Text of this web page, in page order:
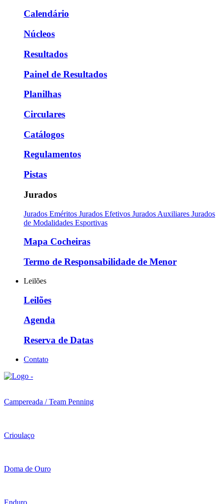
Calendário
Núcleos
Resultados
Painel de Resultados
Planilhas
Circulares
Catálogos
Regulamentos
Pistas
Jurados
Jurados Eméritos Jurados Efetivos Jurados Auxiliares Jurados
de Modalidades Esportivas
Mapa Cocheiras
Termo de Responsabilidade de Menor
Leilões
Leilões
Agenda
Reserva de Datas
Contato
Campereada / Team Penning
Crioulaço
Doma de Ouro
Enduro